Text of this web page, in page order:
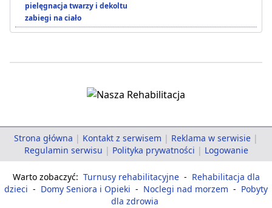
pielęgnacja twarzy i dekoltu
zabiegi na ciało
Strona główna | Kontakt z serwisem | Reklama w serwisie |
Regulamin serwisu | Polityka prywatności | Logowanie
Warto zobaczyć: Turnusy rehabilitacyjne - Rehabilitacja dla
dzieci - Domy Seniora i Opieki - Noclegi nad morzem - Pobyty
dla zdrowia